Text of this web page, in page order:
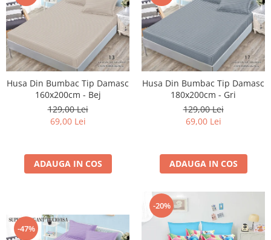
Husa Din Bumbac Tip Damasc
160x200cm - Bej
129,00 Lei
69,00 Lei
ADAUGA IN COS
Husa Din Bumbac Tip Damasc
180x200cm - Gri
129,00 Lei
69,00 Lei
ADAUGA IN COS
-47%
-20%